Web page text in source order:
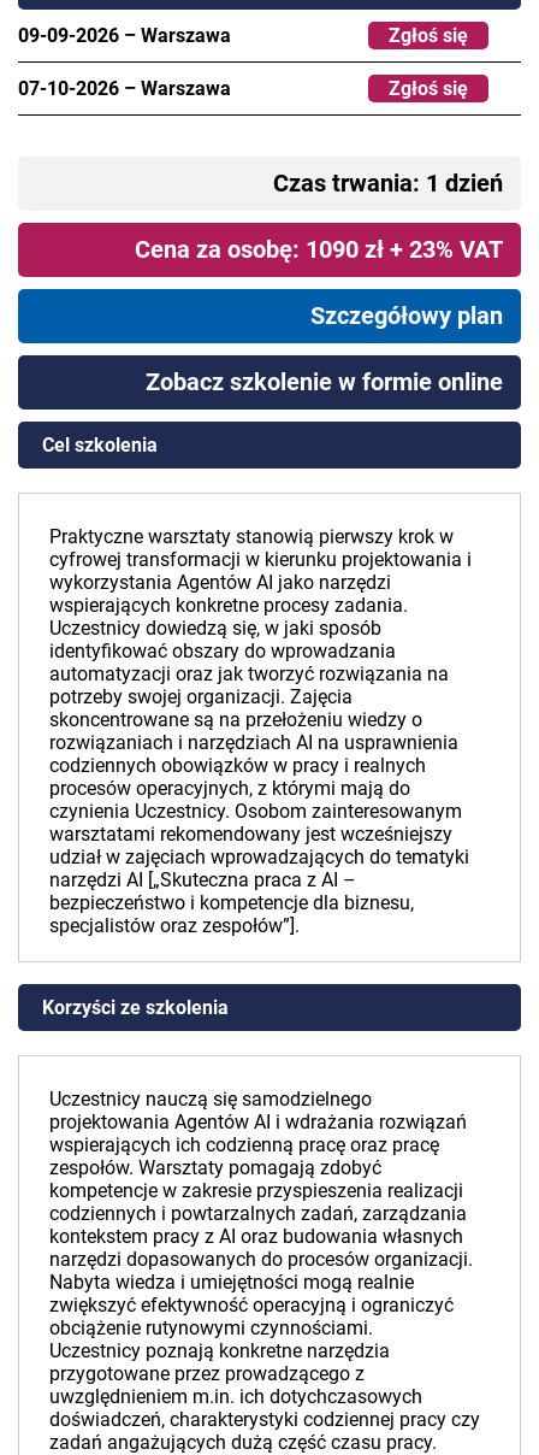
09-09-2026 – Warszawa Zgłoś się
07-10-2026 – Warszawa Zgłoś się
Czas trwania: 1 dzień
Cena za osobę: 1090 zł + 23% VAT
Szczegółowy plan
Zobacz szkolenie w formie online
Cel szkolenia
Praktyczne warsztaty stanowią pierwszy krok w
cyfrowej transformacji w kierunku projektowania i
wykorzystania Agentów AI jako narzędzi
wspierających konkretne procesy zadania.
Uczestnicy dowiedzą się, w jaki sposób
identyfikować obszary do wprowadzania
automatyzacji oraz jak tworzyć rozwiązania na
potrzeby swojej organizacji. Zajęcia
skoncentrowane są na przełożeniu wiedzy o
rozwiązaniach i narzędziach AI na usprawnienia
codziennych obowiązków w pracy i realnych
procesów operacyjnych, z którymi mają do
czynienia Uczestnicy. Osobom zainteresowanym
warsztatami rekomendowany jest wcześniejszy
udział w zajęciach wprowadzających do tematyki
narzędzi AI [„Skuteczna praca z AI –
bezpieczeństwo i kompetencje dla biznesu,
specjalistów oraz zespołów”].
Korzyści ze szkolenia
Uczestnicy nauczą się samodzielnego
projektowania Agentów AI i wdrażania rozwiązań
wspierających ich codzienną pracę oraz pracę
zespołów. Warsztaty pomagają zdobyć
kompetencje w zakresie przyspieszenia realizacji
codziennych i powtarzalnych zadań, zarządzania
kontekstem pracy z AI oraz budowania własnych
narzędzi dopasowanych do procesów organizacji.
Nabyta wiedza i umiejętności mogą realnie
zwiększyć efektywność operacyjną i ograniczyć
obciążenie rutynowymi czynnościami.
Uczestnicy poznają konkretne narzędzia
przygotowane przez prowadzącego z
uwzględnieniem m.in. ich dotychczasowych
doświadczeń, charakterystyki codziennej pracy czy
zadań angażujących dużą część czasu pracy.